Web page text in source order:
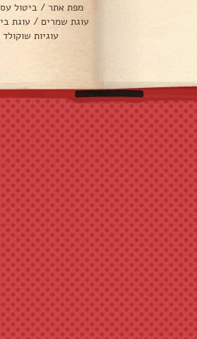
מפת אתר / ביטול
עוגת שמרים / עוגת
עוגיות